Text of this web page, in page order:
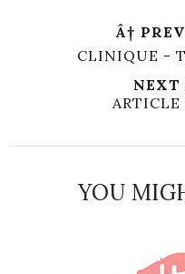
Â†
CLINIQUE -
NEXT
YOU